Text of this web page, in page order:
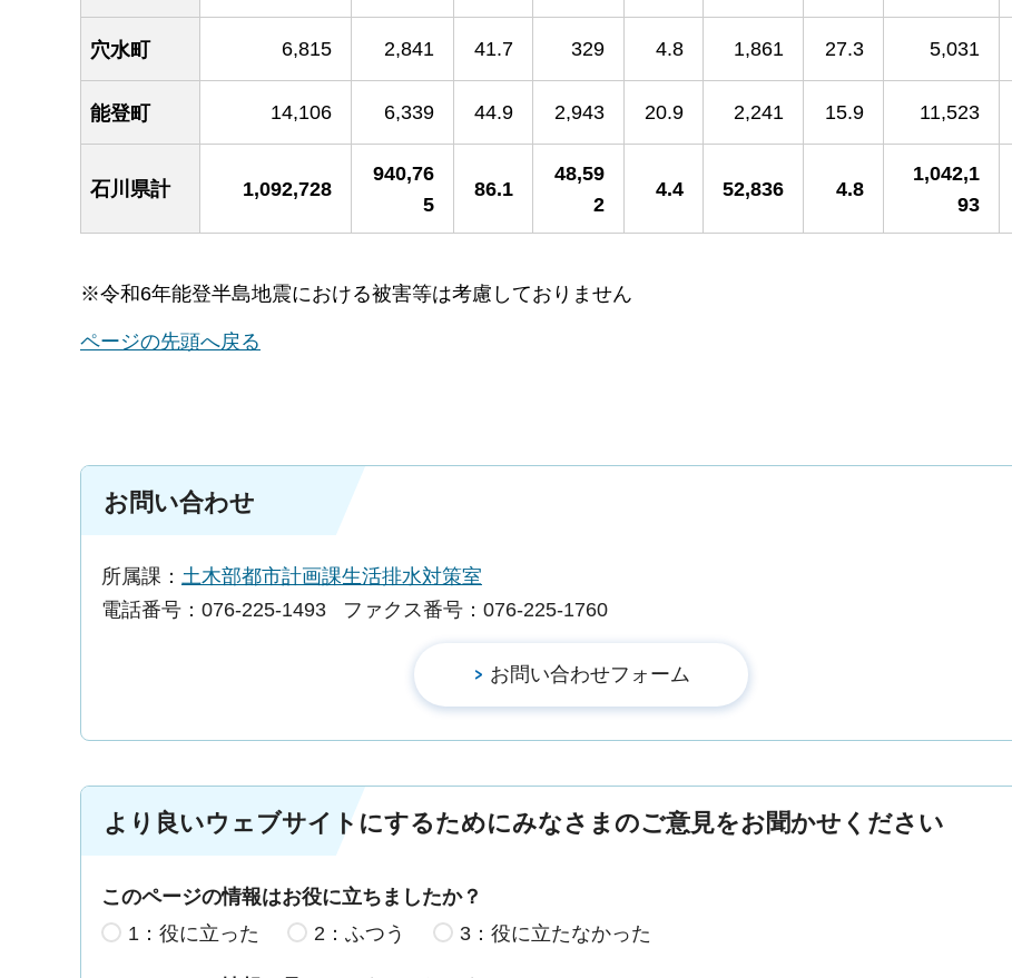
穴水町 6,815 2,841 41.7 329 4.8 1,861 27.3 5,031
能登町 14,106 6,339 44.9 2,943 20.9 2,241 15.9 11,523
石川県計 1,092,728
940,76
5
86.1
48,59
2
4.4 52,836 4.8
1,042,1
93
※令和6年能登半島地震における被害等は考慮しておりません
ページの先頭へ戻る
お問い合わせ
所属課： 土木部都市計画課生活排水対策室
電話番号：076-225-1493
ファクス番号：076-225-1760
より良いウェブサイトにするためにみなさまのご意見をお聞かせください
このページの情報はお役に立ちましたか？
1：役に立った
2：ふつう 3：役に立たなかった